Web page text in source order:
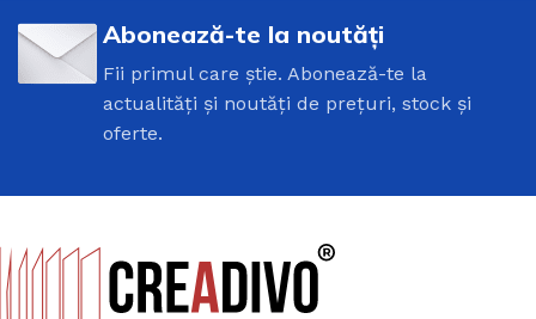
Abonează-te la noutăți
Fii primul care știe. Abonează-te la
actualități și noutăți de prețuri, stock și
oferte.